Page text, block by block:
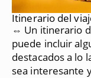
Itinerario del
⇔ Un itinerario
puede incluir
destacados a lo
sea interesante